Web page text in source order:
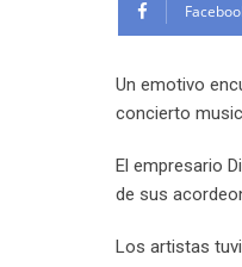
Un emotivo
concierto
El empresario
de sus
Los artistas